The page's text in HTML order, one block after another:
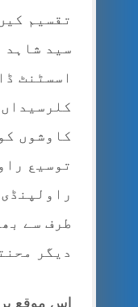
تقسیم
سید شاہد
اسسٹنٹ
کاوشوں
توسیع
طرف سے
دیگر
اس موقع